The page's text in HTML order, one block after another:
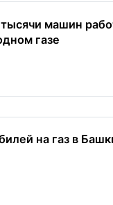
машин
газе
на газ в